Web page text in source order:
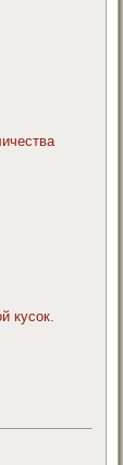
кусок.